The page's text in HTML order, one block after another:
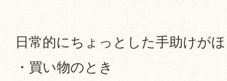
日常的にちょっとした手助けが
・買い物のとき